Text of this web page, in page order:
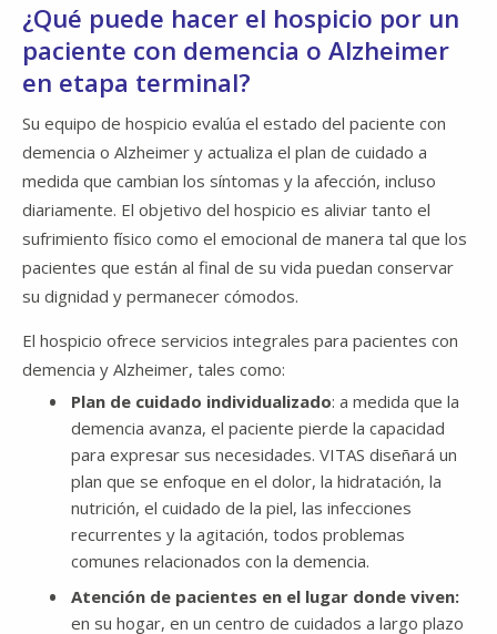
¿Qué puede hacer el hospicio por un
paciente con demencia o Alzheimer
en etapa terminal?
Su equipo de hospicio evalúa el estado del paciente con
demencia o Alzheimer y actualiza el plan de cuidado a
medida que cambian los síntomas y la afección, incluso
diariamente. El objetivo del hospicio es aliviar tanto el
sufrimiento físico como el emocional de manera tal que los
pacientes que están al final de su vida puedan conservar
su dignidad y permanecer cómodos.
El hospicio ofrece servicios integrales para pacientes con
demencia y Alzheimer, tales como:
Plan de cuidado individualizado: a medida que la
demencia avanza, el paciente pierde la capacidad
para expresar sus necesidades. VITAS diseñará un
plan que se enfoque en el dolor, la hidratación, la
nutrición, el cuidado de la piel, las infecciones
recurrentes y la agitación, todos problemas
comunes relacionados con la demencia.
Atención de pacientes en el lugar donde viven:
en su hogar, en un centro de cuidados a largo plazo